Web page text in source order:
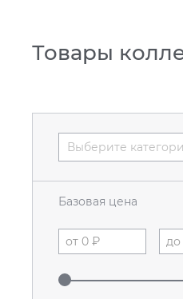
Товары
Выберите
Базовая цена